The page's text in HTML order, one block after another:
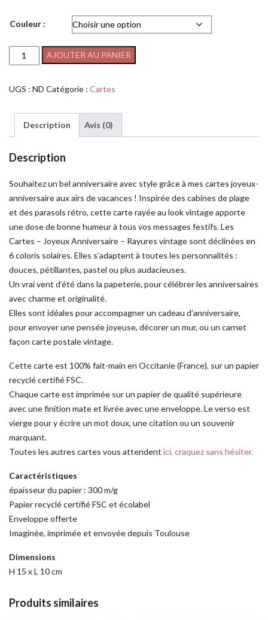
Couleur :
AJOUTER AU PANIER
UGS : ND Catégorie : Cartes
Description Avis (0)
Description
Souhaitez un bel anniversaire avec style grâce à mes cartes joyeux-
anniversaire aux airs de vacances ! Inspirée des cabines de plage
et des parasols rétro, cette carte rayée au look vintage apporte
une dose de bonne humeur à tous vos messages festifs. Les
Cartes – Joyeux Anniversaire – Rayures vintage sont déclinées en
6 coloris solaires. Elles s’adaptent à toutes les personnalités :
douces, pétillantes, pastel ou plus audacieuses.
Un vrai vent d’été dans la papeterie, pour célébrer les anniversaires
avec charme et originalité.
Elles sont idéales pour accompagner un cadeau d’anniversaire,
pour envoyer une pensée joyeuse, décorer un mur, ou un carnet
façon carte postale vintage.
Cette carte est 100% fait-main en Occitanie (France), sur un papier
recyclé certifié FSC.
Chaque carte est imprimée sur un papier de qualité supérieure
avec une finition mate et livrée avec une enveloppe. Le verso est
vierge pour y écrire un mot doux, une citation ou un souvenir
marquant.
Toutes les autres cartes vous attendent ici, craquez sans hésiter.
Caractéristiques
épaisseur du papier : 300 m/g
Papier recyclé certifié FSC et écolabel
Enveloppe offerte
Imaginée, imprimée et envoyée depuis Toulouse
Dimensions
H 15 x L 10 cm
Produits similaires